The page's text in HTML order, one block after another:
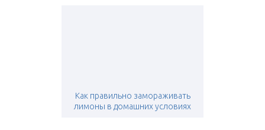
Как правильно замораживать
лимоны в домашних условиях